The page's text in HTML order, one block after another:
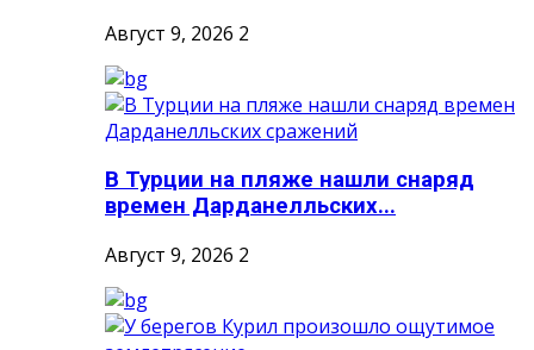
Август 9, 2026 2
В Турции на пляже нашли снаряд
времен Дарданелльских...
Август 9, 2026 2